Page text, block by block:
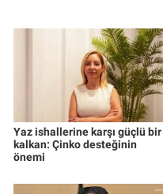
Yaz ishallerine karşı güçlü bir
kalkan: Çinko desteğinin
önemi